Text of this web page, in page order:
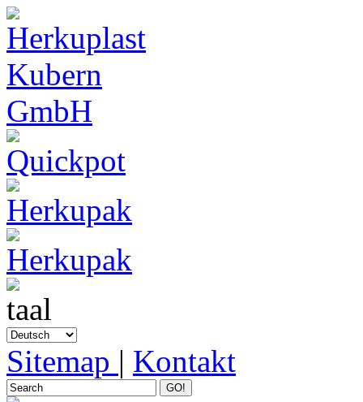
Sitemap | Kontakt
GO!